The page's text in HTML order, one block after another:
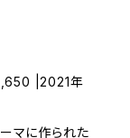
|2021年
マに作られた